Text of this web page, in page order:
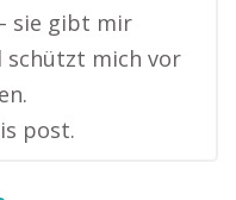
sie gibt mir
schützt mich vor
post.